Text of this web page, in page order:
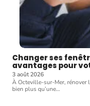
Changer ses
avantages pour
3 août 2026
À Octeville-sur-Mer, rénover
bien plus qu’une…